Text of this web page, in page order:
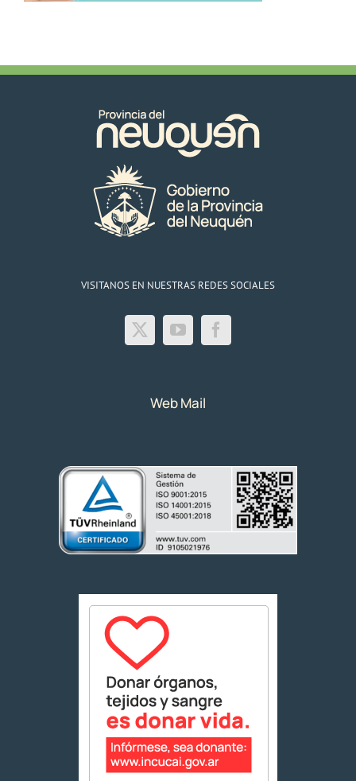
VISITANOS EN NUESTRAS REDES SOCIALES
Web Mail